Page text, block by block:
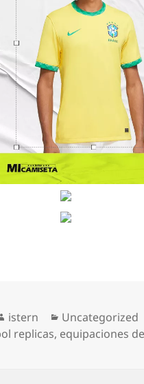
Autor
istern Categorías
Uncategorized
replicas, equipaciones